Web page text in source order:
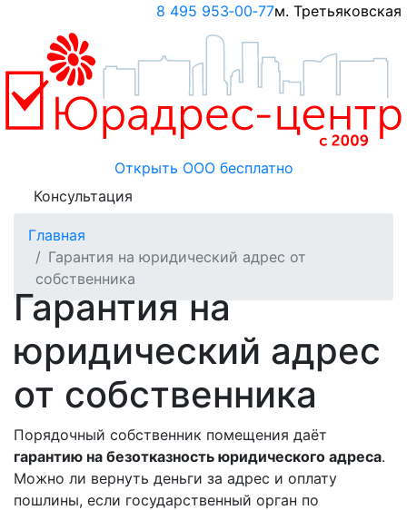
8 495 953‑00‑77м. Третьяковская
Открыть ООО бесплатно
Консультация
Главная
Гарантия на юридический адрес от
собственника
Гарантия на
юридический адрес
от собственника
Порядочный собственник помещения даёт
гарантию на безотказность юридического адреса.
Можно ли вернуть деньги за адрес и оплату
пошлины, если государственный орган по